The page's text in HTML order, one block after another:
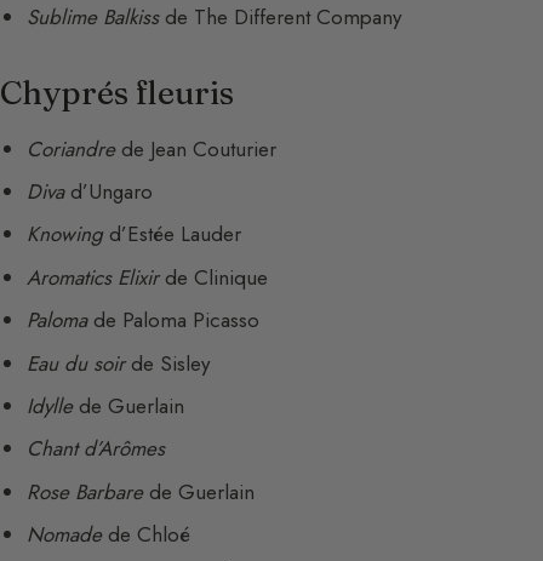
Sublime Balkissde The Different Company
Chyprés fleuris
Coriandrede Jean Couturier
Divad’Ungaro
Knowingd’Estée Lauder
Aromatics Elixirde Clinique
Palomade Paloma Picasso
Eau du soirde Sisley
Idyllede Guerlain
Chant d’Arômes
Rose Barbarede Guerlain
Nomadede Chloé